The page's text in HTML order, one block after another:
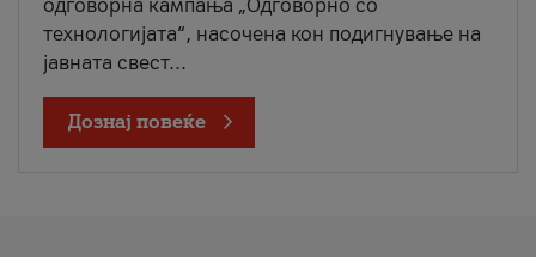
одговорна кампања „Одговорно со
технологијата“, насочена кон подигнување на
јавната свест...
Дознај повеќе